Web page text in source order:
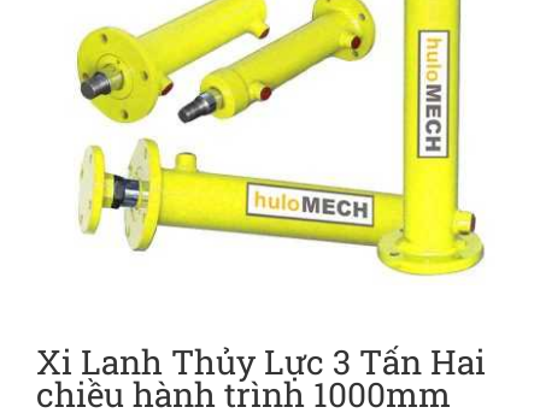
Xi Lanh Thủy Lực 3 Tấn Hai
chiều hành trình 1000mm